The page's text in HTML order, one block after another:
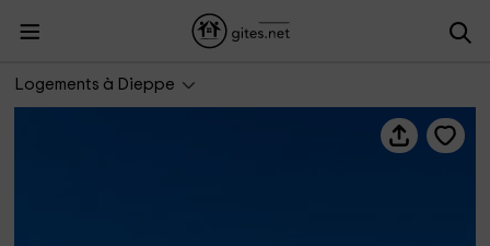
Logements à Dieppe
Les Gîtes de Marjorie- Villa Sand Wedge